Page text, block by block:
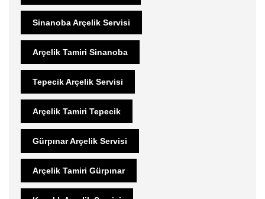
Sinanoba Arçelik Servisi
Arçelik Tamiri Sinanoba
Tepecik Arçelik Servisi
Arçelik Tamiri Tepecik
Gürpınar Arçelik Servisi
Arçelik Tamiri Gürpınar